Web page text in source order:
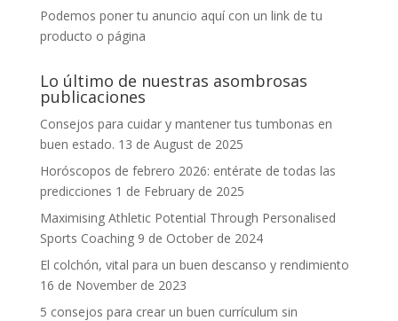
Podemos poner tu anuncio aquí con un link de tu
producto o página
Lo último de nuestras asombrosas
publicaciones
Consejos para cuidar y mantener tus tumbonas en
buen estado. 13 de August de 2025
Horóscopos de febrero 2026: entérate de todas las
predicciones 1 de February de 2025
Maximising Athletic Potential Through Personalised
Sports Coaching 9 de October de 2024
El colchón, vital para un buen descanso y rendimiento
16 de November de 2023
5 consejos para crear un buen currículum sin